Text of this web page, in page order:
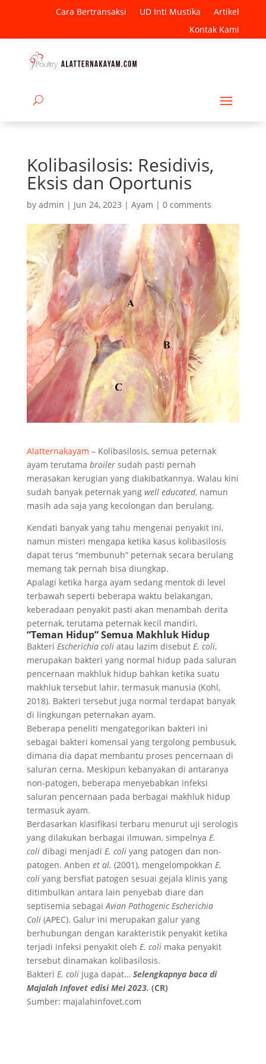
Cara Bertransaksi UD Inti Mustika
Artikel
Kontak Kami
Kolibasilosis: Residivis,
Eksis dan Oportunis
by admin | Jun 24, 2023 | Ayam | 0 comments
Alatternakayam – Kolibasilosis, semua peternak
ayam terutama broiler sudah pasti pernah
merasakan kerugian yang diakibatkannya. Walau kini
sudah banyak peternak yang well educated, namun
masih ada saja yang kecolongan dan berulang.
Kendati banyak yang tahu mengenai penyakit ini,
namun misteri mengapa ketika kasus kolibasilosis
dapat terus “membunuh” peternak secara berulang
memang tak pernah bisa diungkap.
Apalagi ketika harga ayam sedang mentok di level
terbawah seperti beberapa waktu belakangan,
keberadaan penyakit pasti akan menambah derita
peternak, terutama peternak kecil mandiri.
“Teman Hidup” Semua Makhluk Hidup
Bakteri Escherichia coliatau lazim disebut E. coli,
merupakan bakteri yang normal hidup pada saluran
pencernaan makhluk hidup bahkan ketika suatu
makhluk tersebut lahir, termasuk manusia (Kohl,
2018). Bakteri tersebut juga normal terdapat banyak
di lingkungan peternakan ayam.
Beberapa peneliti mengategorikan bakteri ini
sebagai bakteri komensal yang tergolong pembusuk,
dimana dia dapat membantu proses pencernaan di
saluran cerna. Meskipun kebanyakan di antaranya
non-patogen, beberapa menyebabkan infeksi
saluran pencernaan pada berbagai makhluk hidup
termasuk ayam.
Berdasarkan klasifikasi terbaru menurut uji serologis
yang dilakukan berbagai ilmuwan, simpelnya E.
colidibagi menjadi E. coliyang patogen dan non-
patogen. Anben et al. (2001), mengelompokkan E.
coliyang bersfiat patogen sesuai gejala klinis yang
ditimbulkan antara lain penyebab diare dan
septisemia sebagai Avian Pathogenic Escherichia
Coli(APEC). Galur ini merupakan galur yang
berhubungan dengan karakteristik penyakit ketika
terjadi infeksi penyakit oleh E. colimaka penyakit
tersebut dinamakan kolibasilosis.
Bakteri E. colijuga dapat… Selengkapnya baca di
Majalah Infovet edisi Mei 2023. (CR)
Sumber: majalahinfovet.com